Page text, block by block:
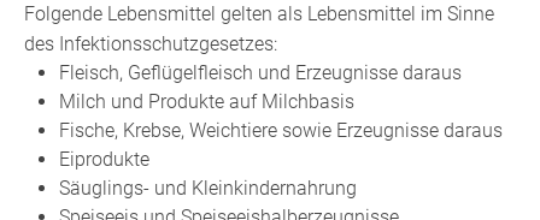
Folgende Lebensmittel gelten als Lebensmittel im Sinne
des Infektionsschutzgesetzes:
Fleisch, Geflügelfleisch und Erzeugnisse daraus
Milch und Produkte auf Milchbasis
Fische, Krebse, Weichtiere sowie Erzeugnisse daraus
Eiprodukte
Säuglings- und Kleinkindernahrung